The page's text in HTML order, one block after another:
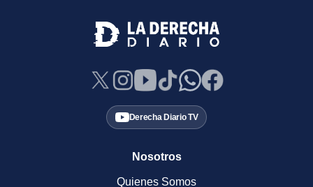
Derecha Diario TV
Nosotros
Quienes Somos